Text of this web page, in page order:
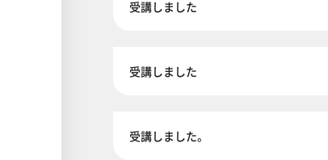
受講しました
受講しました
受講しました。